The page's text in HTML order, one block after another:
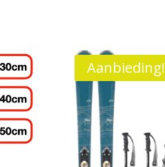
Aanbieding!